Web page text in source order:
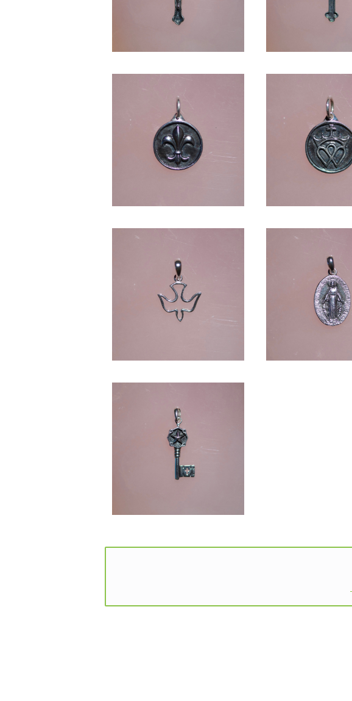
FLEUR DE LIS -SV1000-
¥8,910
EMBLEM -
¥8,910
DOVE -SV1000-
¥4,950
ST MARY -
¥9,900
HEART & STAR -SV1000-
¥8,910